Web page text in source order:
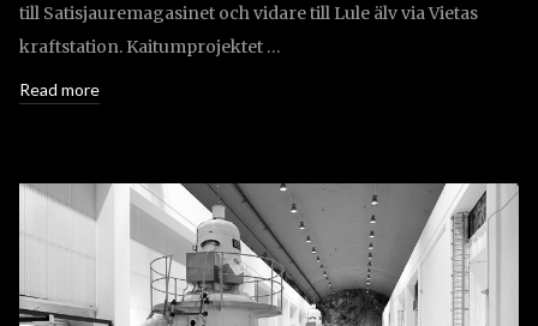
till Satisjauremagasinet och vidare till Lule älv via Vietas
kraftstation. Kaitumprojektet …
Read more